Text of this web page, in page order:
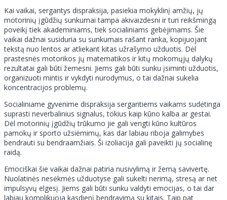
Kai vaikai, sergantys dispraksija, pasiekia mokyklinį amžių, jų
motorinių įgūdžių sunkumai tampa akivaizdesni ir turi reikšmingą
poveikį tiek akademiniams, tiek socialiniams gebėjimams. Šie
vaikai dažnai susiduria su sunkumais rašant ranka, kopijuojant
tekstą nuo lentos ar atliekant kitas užrašymo užduotis. Dėl
prastesnės motorikos jų matematikos ir kitų mokomųjų dalykų
rezultatai gali būti žemesni. Jiems gali būti sunku įsiminti užduotis,
organizuoti mintis ir vykdyti nurodymus, o tai dažnai sukelia
koncentracijos problemų.
Socialiniame gyvenime dispraksija sergantiems vaikams sudėtinga
suprasti neverbalinius signalus, tokius kaip kūno kalba ar gestai.
Dėl motorinių įgūdžių trūkumo jie gali vengti kūno kultūros
pamokų ir sporto užsiėmimų, kas dar labiau riboja galimybes
bendrauti su bendraamžiais. Ši izoliacija gali paveikti jų socialinę
raidą.
Emociškai šie vaikai dažnai patiria nusivylimą ir žemą savivertę.
Nuolatinės nesėkmės užduotyse gali sukelti nerimą, stresą ar net
impulsyvų elgesį. Jiems gali būti sunku valdyti emocijas, o tai dar
labiau komplikuoja kasdienį bendravimą su kitais. Taip pat